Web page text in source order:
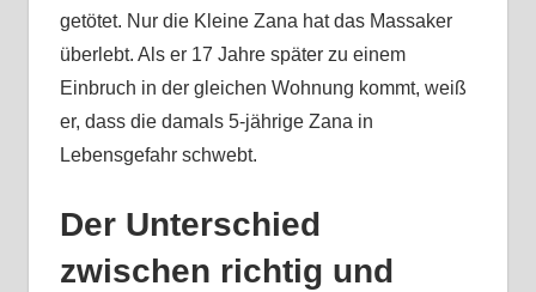
getötet. Nur die Kleine Zana hat das Massaker
überlebt. Als er 17 Jahre später zu einem
Einbruch in der gleichen Wohnung kommt, weiß
er, dass die damals 5-jährige Zana in
Lebensgefahr schwebt.
Der Unterschied
zwischen richtig und